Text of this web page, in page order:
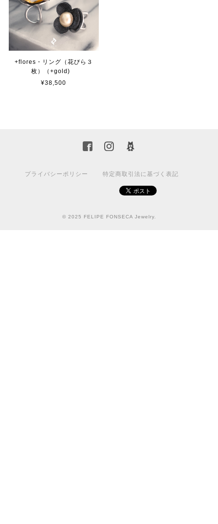
+flores・リング（花びら３
枚）（+gold)
¥38,500
プライバシーポリシー 特定商取引法に基づく表記
© 2025 FELIPE FONSECA Jewelry.